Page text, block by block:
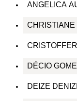
ANGELICA
DÉCIO
DEIZE